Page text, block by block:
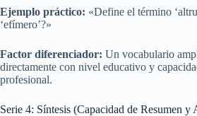
Ejemplo práctico: «Define el término
‘efímero’?»
Factor diferenciador: Un vocabulario
directamente con nivel educativo y
profesional.
Serie 4: Síntesis (Capacidad de Resumen y